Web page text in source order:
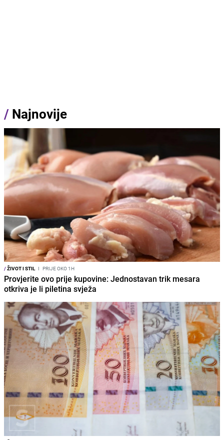
/ Najnovije
/ŽIVOT I STIL I PRIJE OKO 1H
Provjerite ovo prije kupovine: Jednostavan trik mesara
otkriva je li piletina svježa